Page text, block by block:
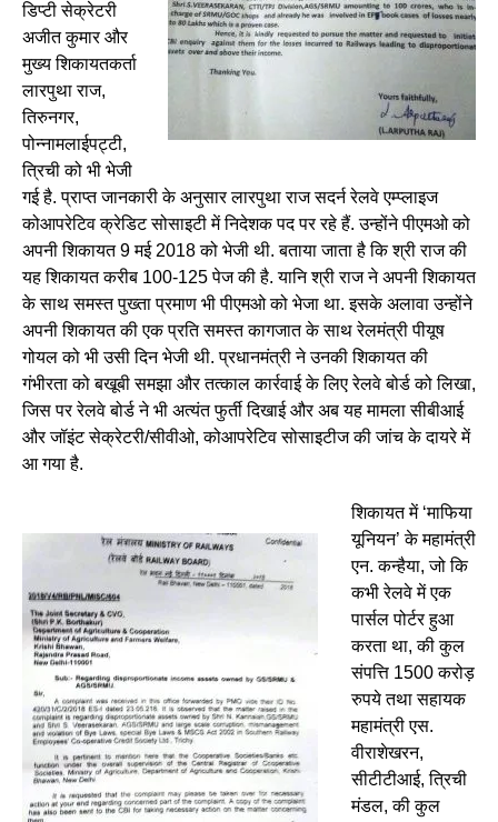
डिप्टी सेक्रेटरी
अजीत कुमार और
मुख्य शिकायतकर्ता
लारपुथा राज,
तिरुनगर,
पोन्नामलाईपट्टी,
त्रिची को भी भेजी
गई है. प्राप्त जानकारी के अनुसार लारपुथा राज सदर्न रेलवे एम्प्लाइज
कोआपरेटिव क्रेडिट सोसाइटी में निदेशक पद पर रहे हैं. उन्होंने पीएमओ को
अपनी शिकायत 9 मई 2018 को भेजी थी. बताया जाता है कि श्री राज की
यह शिकायत करीब 100-125 पेज की है. यानि श्री राज ने अपनी शिकायत
के साथ समस्त पुख्ता प्रमाण भी पीएमओ को भेजा था. इसके अलावा उन्होंने
अपनी शिकायत की एक प्रति समस्त कागजात के साथ रेलमंत्री पीयूष
गोयल को भी उसी दिन भेजी थी. प्रधानमंत्री ने उनकी शिकायत की
गंभीरता को बखूबी समझा और तत्काल कार्रवाई के लिए रेलवे बोर्ड को लिखा,
जिस पर रेलवे बोर्ड ने भी अत्यंत फुर्ती दिखाई और अब यह मामला सीबीआई
और जॉइंट सेक्रेटरी/सीवीओ, कोआपरेटिव सोसाइटीज की जांच के दायरे में
आ गया है.
शिकायत में ‘माफिया
यूनियन’ के महामंत्री
एन. कन्हैया, जो कि
कभी रेलवे में एक
पार्सल पोर्टर हुआ
करता था, की कुल
संपत्ति 1500 करोड़
रुपये तथा सहायक
महामंत्री एस.
वीराशेखरन,
सीटीटीआई, त्रिची
मंडल, की कुल